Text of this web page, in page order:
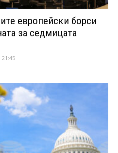
европейски борси
за седмицата
21:45